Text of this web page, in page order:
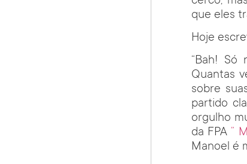
que eles
Hoje
“Bah! Só
Quantas
sobre
partido
orgulho
da FPA”
Manoel é